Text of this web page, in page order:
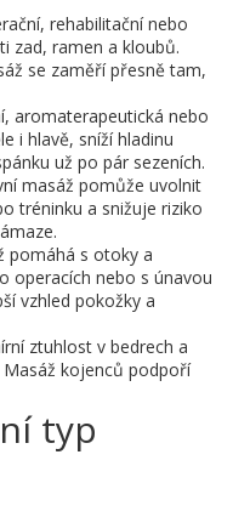
rehabilitační nebo
zad, ramen a kloubů.
se zaměří přesně tam,
aromaterapeutická nebo
i hlavě, sníží hladinu
už po pár sezeních.
masáž pomůže uvolnit
tréninku a snižuje riziko
pomáhá s otoky a
operacích nebo s únavou
vzhled pokožky a
ztuhlost v bedrech a
Masáž kojenců podpoří
typ